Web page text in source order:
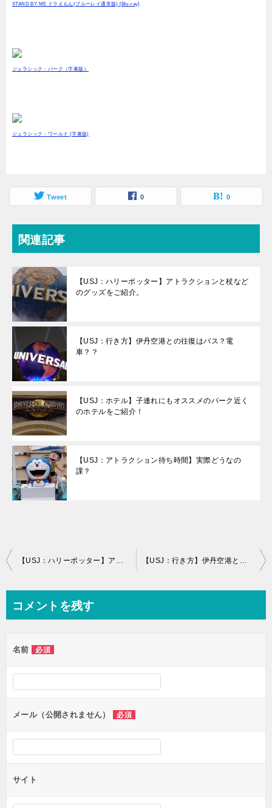
STAND BY ME ドラえもん(ブルーレイ通常版) [Blu-ray]
ジュラシック・パーク（字幕版）
ジュラシック・ワールド (字幕版)
Tweet 0 0
関連記事
【USJ：ハリーポッター】アトラクションと杖など
のグッズをご紹介。
【USJ：行き方】伊丹空港との往復はバス？電
車？？
【USJ：ホテル】子連れにもオススメのパーク近く
のホテルをご紹介！
【USJ：アトラクション待ち時間】実際どうなの
課？
投
ビ
ー
シ
ョ
ン
コメントを残す
名前 必須
メール（公開されません） 必須
サイト